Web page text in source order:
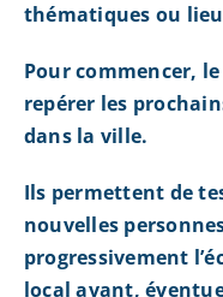
thématiques ou
Pour commencer,
repérer les
dans la ville.
Ils permettent de
nouvelles
progressivement
local avant,